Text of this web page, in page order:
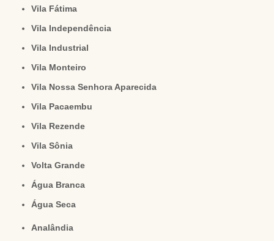
Vila Fátima
Vila Independência
Vila Industrial
Vila Monteiro
Vila Nossa Senhora Aparecida
Vila Pacaembu
Vila Rezende
Vila Sônia
Volta Grande
Água Branca
Água Seca
Analândia